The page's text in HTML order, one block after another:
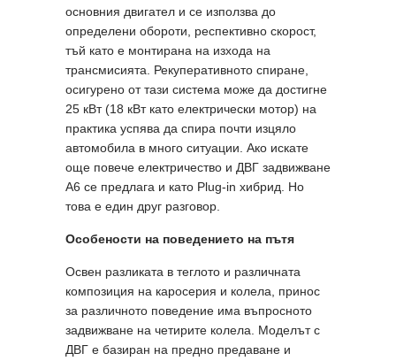
основния двигател и се използва до
определени обороти, респективно скорост,
тъй като е монтирана на изхода на
трансмисията. Рекуперативното спиране,
осигурено от тази система може да достигне
25 кВт (18 кВт като електрически мотор) на
практика успява да спира почти изцяло
автомобила в много ситуации. Ако искате
още повече електричество и ДВГ задвижване
A6 се предлага и като Plug-in хибрид. Но
това е един друг разговор.
Особености на поведението на пътя
Освен разликата в теглото и различната
композиция на каросерия и колела, принос
за различното поведение има въпросното
задвижване на четирите колела. Моделът с
ДВГ е базиран на предно предаване и